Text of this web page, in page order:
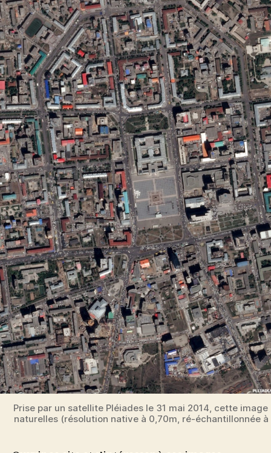
Prise par un satellite Pléiades le 31 mai 2014, cette
naturelles (résolution native à 0,70m, ré-échantillonnée à